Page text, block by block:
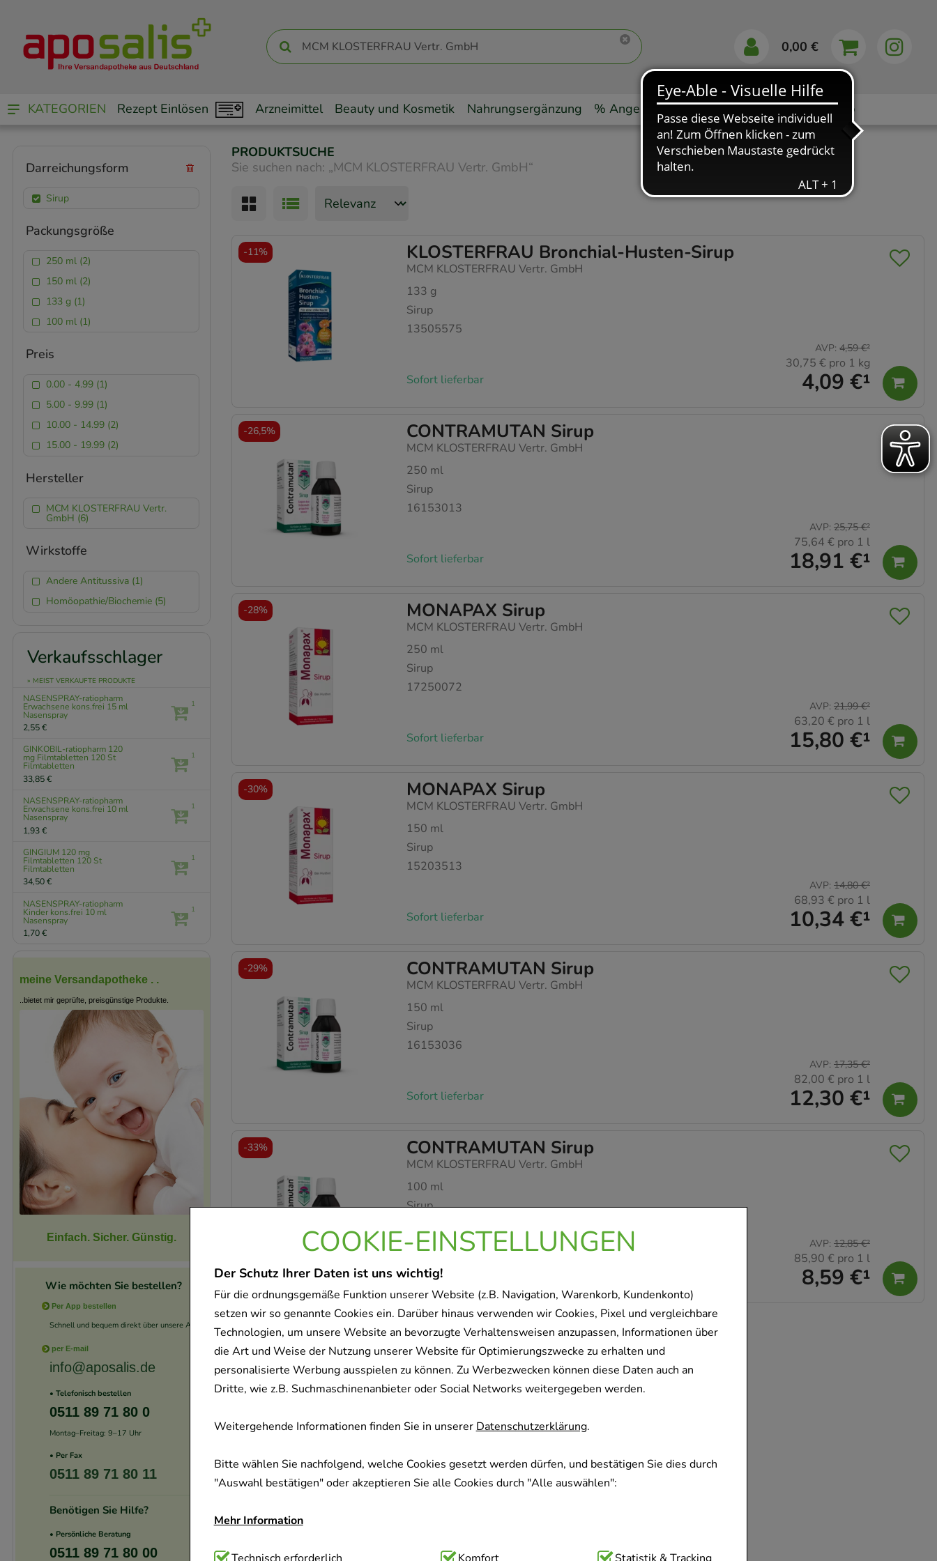
COOKIE-EINSTELLUNGEN
Der Schutz Ihrer Daten ist uns wichtig!
Für die ordnungsgemäße Funktion unserer Website (z.B. Navigation, Warenkorb, Kundenkonto)
setzen wir so genannte Cookies ein. Darüber hinaus verwenden wir Cookies, Pixel und vergleichbare
Technologien, um unsere Website an bevorzugte Verhaltensweisen anzupassen, Informationen über
die Art und Weise der Nutzung unserer Website für Optimierungszwecke zu erhalten und
personalisierte Werbung ausspielen zu können. Zu Werbezwecken können diese Daten auch an
Dritte, wie z.B. Suchmaschinenanbieter oder Social Networks weitergegeben werden.
Weitergehende Informationen finden Sie in unsererDatenschutzerklärung.
Bitte wählen Sie nachfolgend, welche Cookies gesetzt werden dürfen, und bestätigen Sie dies durch
"Auswahl bestätigen" oder akzeptieren Sie alle Cookies durch "Alle auswählen":
Mehr Information
0,00 €
KATEGORIEN Rezept Einlösen Arzneimittel Beauty und Kosmetik Nahrungsergänzung % Angebote Markenshops Ratgeber App
PRODUKTSUCHE
Sie suchen nach: „MCM KLOSTERFRAU Vertr. GmbH“
KLOSTERFRAU Bronchial-Husten-Sirup
MCM KLOSTERFRAU Vertr. GmbH
133 g
Sirup
13505575
Sofort lieferbar 4,09 €¹
AVP: 4,59 €²
30,75 € pro 1 kg
-11%
CONTRAMUTAN Sirup
MCM KLOSTERFRAU Vertr. GmbH
250 ml
Sirup
16153013
Sofort lieferbar 18,91 €¹
AVP: 25,75 €²
75,64 € pro 1 l
-26,5%
MONAPAX Sirup
MCM KLOSTERFRAU Vertr. GmbH
250 ml
Sirup
17250072
Sofort lieferbar 15,80 €¹
AVP: 21,99 €²
63,20 € pro 1 l
-28%
MONAPAX Sirup
MCM KLOSTERFRAU Vertr. GmbH
150 ml
Sirup
15203513
Sofort lieferbar 10,34 €¹
AVP: 14,80 €²
68,93 € pro 1 l
-30%
CONTRAMUTAN Sirup
MCM KLOSTERFRAU Vertr. GmbH
150 ml
Sirup
16153036
Sofort lieferbar 12,30 €¹
AVP: 17,35 €²
82,00 € pro 1 l
-29%
CONTRAMUTAN Sirup
MCM KLOSTERFRAU Vertr. GmbH
100 ml
Sirup
Sofort lieferbar 8,59 €¹
AVP: 12,85 €²
85,90 € pro 1 l
-33%
Darreichungsform
Sirup
Packungsgröße
250 ml (2)
150 ml (2)
133 g (1)
100 ml (1)
Preis
0.00 - 4.99 (1)
5.00 - 9.99 (1)
10.00 - 14.99 (2)
15.00 - 19.99 (2)
Hersteller
MCM KLOSTERFRAU Vertr.
GmbH (6)
Wirkstoffe
Andere Antitussiva (1)
Homöopathie/Biochemie (5)
Verkaufsschlager
» MEIST VERKAUFTE PRODUKTE
NASENSPRAY-ratiopharm
Erwachsene kons.frei 15 ml
Nasenspray
2,55 €
1
GINKOBIL-ratiopharm 120
mg Filmtabletten 120 St
Filmtabletten
33,85 €
1
NASENSPRAY-ratiopharm
Erwachsene kons.frei 10 ml
Nasenspray
1,93 €
1
GINGIUM 120 mg
Filmtabletten 120 St
Filmtabletten
34,50 €
1
NASENSPRAY-ratiopharm
Kinder kons.frei 10 ml
Nasenspray
1,70 €
1
meine Versandapotheke . .
..bietet mir geprüfte, preisgünstige Produkte.
Einfach. Sicher. Günstig.
Wie möchten Sie bestellen?
Per App bestellen
Schnell und bequem direkt über unsere App.
per E-mail
info@aposalis.de
• Telefonisch bestellen
0511 89 71 80 0
Montag–Freitag: 9–17 Uhr
• Per Fax
0511 89 71 80 11
Benötigen Sie Hilfe?
• Persönliche Beratung
0511 89 71 80 00